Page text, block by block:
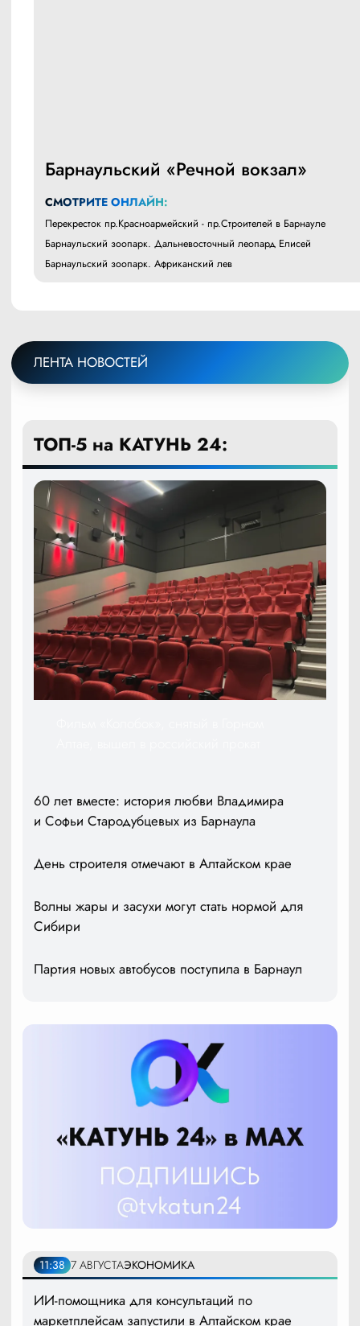
Барнаульский «Речной вокзал»
СМОТРИТЕ ОНЛАЙН:
Перекресток пр.Красноармейский - пр.Строителей в Барнауле
Барнаульский зоопарк. Дальневосточный леопард Елисей
Барнаульский зоопарк. Африканский лев
ЛЕНТА НОВОСТЕЙ
ТОП-5 на КАТУНЬ 24:
60 лет вместе: история любви Владимира
и Софьи Стародубцевых из Барнаула
День строителя отмечают в Алтайском крае
Волны жары и засухи могут стать нормой для
Сибири
Партия новых автобусов поступила в Барнаул
11:38 7 АВГУСТАЭКОНОМИКА
ИИ-помощника для консультаций по
маркетплейсам запустили в Алтайском крае